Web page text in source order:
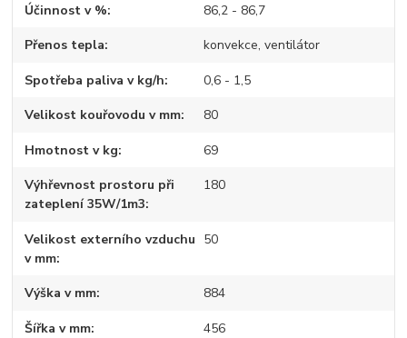
Účinnost v % 86,2 - 86,7
Přenos tepla konvekce, ventilátor
Spotřeba paliva v kg/h 0,6 - 1,5
Velikost kouřovodu v mm 80
Hmotnost v kg 69
Výhřevnost prostoru při
zateplení 35W/1m3
180
Velikost externího vzduchu
v mm
50
Výška v mm 884
Šířka v mm 456